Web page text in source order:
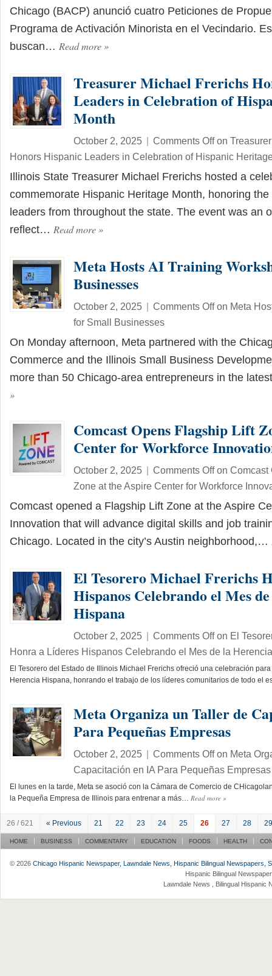
Chicago (BACP) anunció cuatro Peticiones de
Programa de Activación Minorista en el Vecindario.
buscan… Read more»
Treasurer Michael Frerichs
Leaders in Celebration of
Month
October 2, 2025 | Comments Offon
Honors Hispanic Leaders in Celebration of Hispanic
Illinois State Treasurer Michael Frerichs hosted a
commemorate Hispanic Heritage Month, honoring
leaders from throughout the state. The event was an
reflect… Read more»
Meta Hosts AI Training
Businesses
October 2, 2025 | Comments Offon Meta
for Small Businesses
On Monday afternoon, Meta partnered with the
Commerce and the Illinois Small Business
more than 50 Chicago-area entrepreneurs in the
»
Comcast Opens Flagship Lift
Center for Workforce
October 2, 2025 | Comments Offon Comcast
Zone at the Aspire Center for Workforce
Comcast opened a Flagship Lift Zone at the Aspire
Innovation that will advance digital skills and job
Chicago. Located in the city’s Austin neighborhood,…
El Tesorero Michael Frerichs
Hispanos Celebrando el Mes
Hispana
October 2, 2025 | Comments Offon El
Honra a Líderes Hispanos Celebrando el Mes de la
El Tesorero del Estado de Illinois Michael Frerichs ofreció una celebración
Herencia Hispana, honrando el trabajo de los líderes comunitarios de todo el
Meta Organiza un Taller de
Para Pequeñas Empresas
October 2, 2025 | Comments Offon Meta
Capacitación en IA Para Pequeñas Empresas
El lunes en la tarde, Meta se asoció con la Cámara de Comercio de
la Pequeña Empresa de Illinois para entrenar a más… Read more »
26 / 621 « Previous 21 22 23 24 25 26 27 28 29
HOME BUSINESS COMMENTARY EDUCATION FOODS HEALTH
© 2026 Chicago Hispanic Newspaper, Lawndale News, Hispanic Bilingual Newspapers,
Hispanic Bilingual
Lawndale News , Bilingual Hispanic